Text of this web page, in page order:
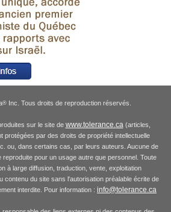
®Inc. Tous droits de reproduction réservés.
sur le site de www.tolerance.ca(articles,
protégées par des droits de propriété intellectuelle
ou, dans certains cas, par leurs auteurs. Aucune de
pour un usage autre que personnel. Toute
à large diffusion, traduction, vente, exploitation
contenu du site sans l'autorisation préalable écrite de
interdite. Pour information : info@tolerance.ca